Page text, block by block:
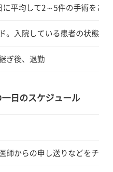
に平均して2～5件の手術をこ
。入院している患者の状態を
ぎ後、退勤
日のスケジュール
師からの申し送りなどをチェ